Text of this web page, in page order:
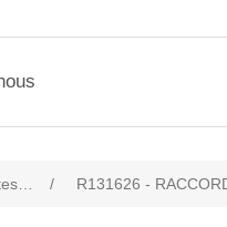
/ R131626 -